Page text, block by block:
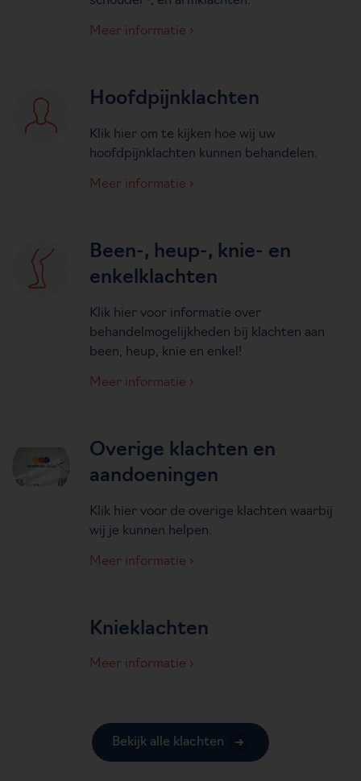
Meer informatie
Hoofdpijnklachten
Klik hier om te kijken hoe wij uw
hoofdpijnklachten kunnen behandelen.
Meer informatie
Been-, heup-, knie- en
enkelklachten
Klik hier voor informatie over
behandelmogelijkheden bij klachten aan
been, heup, knie en enkel!
Meer informatie
Overige klachten en
aandoeningen
Klik hier voor de overige klachten waarbij
wij je kunnen helpen.
Meer informatie
Knieklachten
Meer informatie
Bekijk alle klachten